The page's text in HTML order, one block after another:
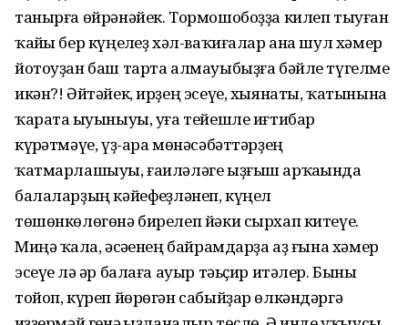
танырға өйрәнәйек. Тормошобоҙҙа килеп тыуған
ҡайһы бер күңелһеҙ хәл-ваҡиғалар ана шул хәмер
йотоуҙан баш тарта алмауыбыҙға бәйле түгелме
икән?! Әйтәйек, ирҙең эсеүе, хыянаты, ҡатынына
ҡарата һыуыныуы, уға тейешле иғтибар
күрһәтмәүе, үҙ-ара мөнәсәбәттәрҙең
ҡатмарлашыуы, ғаиләләге ыҙғыш арҡаһында
балаларҙың кәйефһеҙләнеп, күңел
төшөнкөлөгөнә бирелеп йәки сырхап китеүе.
Миңә ҡалһа, әсәһенең байрамдарҙа аҙ ғына хәмер
эсеүе лә һәр балаға ауыр тәьҫир итәлер. Быны
тойоп, күреп йөрөгән сабыйҙар өлкәндәргә